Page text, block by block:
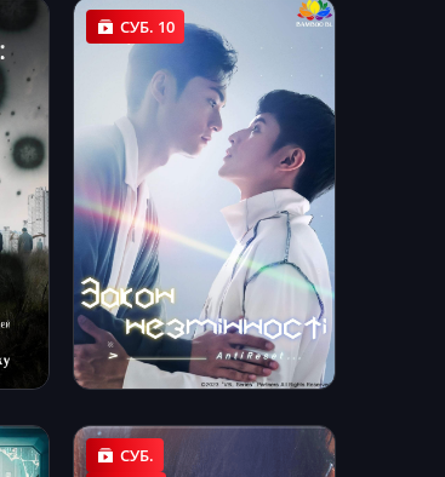
СУБ. 10
СУБ.